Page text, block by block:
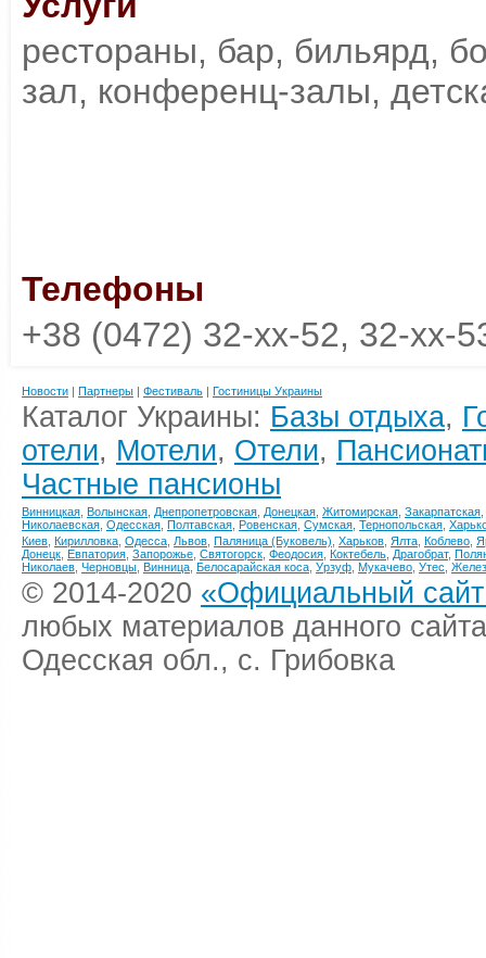
рестораны, бар, бильярд,
зал, конференц-залы,
Телефоны
+38 (0472) 32-xx-52, 32-xx-
Новости | Партнеры | Фестиваль | Гостиницы Украины
Каталог Украины: Базы отдыха,
отели, Мотели, Отели,
Частные пансионы
Винницкая Волынская Днепропетровская Донецкая Житомирская Закарпатская
Николаевская Одесская Полтавская Ровенская Сумская Тернопольская
Киев Кирилловка Одесса Львов Паляница (Буковель) Харьков Ялта Коблево
Донецк Евпатория Запорожье Святогорск Феодосия Коктебель Драгобрат,
Николаев Черновцы Винница Белосарайская коса Урзуф Мукачево Утес
© 2014-2020 «Официальный сайт
любых материалов данного
Одесская обл., с. Грибовка